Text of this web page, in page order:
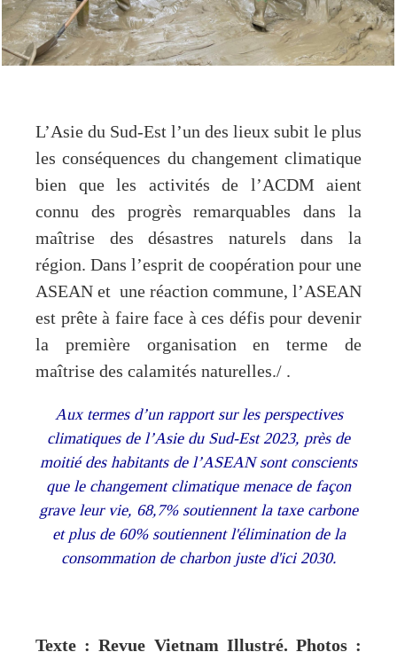
L’Asie du Sud-Est l’un des lieux subit le plus
les conséquences du changement climatique
bien que les activités de l’ACDM aient
connu des progrès remarquables dans la
maîtrise des désastres naturels dans la
région. Dans l’esprit de coopération pour une
ASEAN et une réaction commune, l’ASEAN
est prête à faire face à ces défis pour devenir
la première organisation en terme de
maîtrise des calamités naturelles./ .
Aux termes d’un rapport sur les perspectives
climatiques de l’Asie du Sud-Est 2023, près de
moitié des habitants de l’ASEAN sont conscients
que le changement climatique menace de façon
grave leur vie, 68,7% soutiennent la taxe carbone
et plus de 60% soutiennent l'élimination de la
consommation de charbon juste d'ici 2030.
Texte : Revue Vietnam Illustré. Photos :